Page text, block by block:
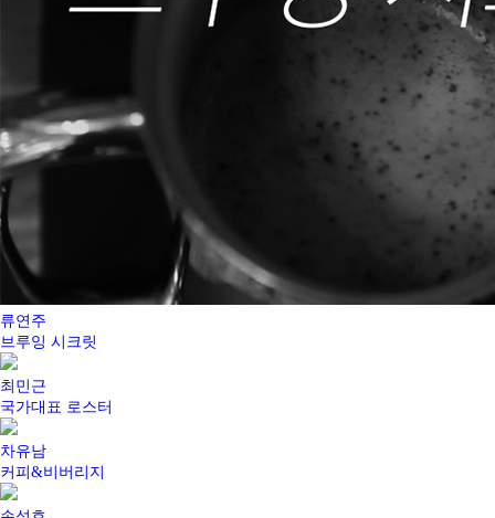
류연주
브루잉 시크릿
최민근
국가대표 로스터
차유남
커피&비버리지